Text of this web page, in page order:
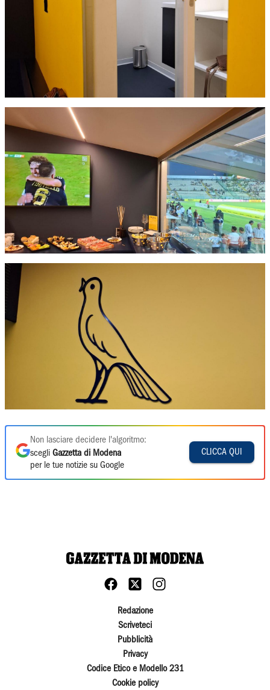
Non lasciare decidere l'algoritmo:
scegli Gazzetta di Modena
per le tue notizie su Google
CLICCA QUI
Redazione
Scriveteci
Pubblicità
Privacy
Codice Etico e Modello 231
Cookie policy